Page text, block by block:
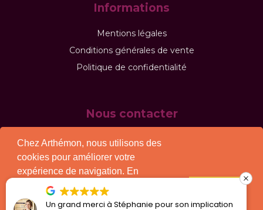
Informations
Mentions légales
Conditions générales de vente
Politique de confidentialité
Nous contacter
45/47 rue d'Hauteville - 75010 Paris
Un grand merci à Stéphanie pour son implication
Chez Arthémon, nous utilisons des
cookies pour améliorer votre
expérience de navigation. En
continuant à utiliser notre site, vous
consentez à l'utilisation des cookies